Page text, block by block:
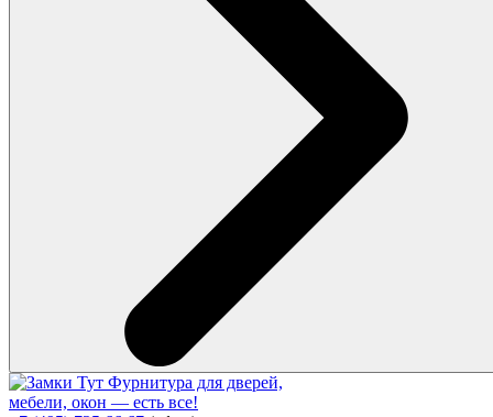
Фурнитура для дверей,
мебели, окон — есть все!